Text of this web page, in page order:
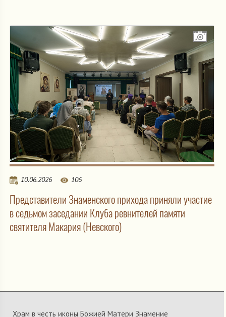
10.06.2026 106
Представители Знаменского прихода приняли участие
в седьмом заседании Клуба ревнителей памяти
святителя Макария (Невского)
Храм в честь иконы Божией Матери Знамение